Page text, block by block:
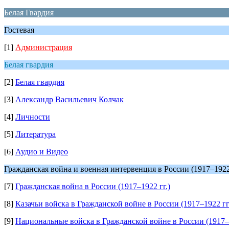
Белая Гвардия
Гостевая
[1] Администрация
Белая гвардия
[2] Белая гвардия
[3] Александр Васильевич Колчак
[4] Личности
[5] Литература
[6] Аудио и Видео
Гражданская война и военная интервенция в России
[7] Гражданская война в России (1917–1922 гг.)
[8] Казачьи войска в Гражданской войне в России (1917–1922
[9] Национальные войска в Гражданской войне в России